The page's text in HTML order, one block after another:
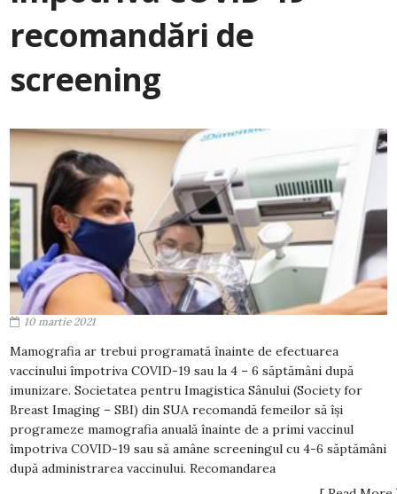
recomandări de
screening
10 martie 2021
Mamografia ar trebui programată înainte de efectuarea
vaccinului împotriva COVID-19 sau la 4 – 6 săptămâni după
imunizare. Societatea pentru Imagistica Sânului (Society for
Breast Imaging – SBI) din SUA recomandă femeilor să își
programeze mamografia anuală înainte de a primi vaccinul
împotriva COVID-19 sau să amâne screeningul cu 4-6 săptămâni
după administrarea vaccinului. Recomandarea